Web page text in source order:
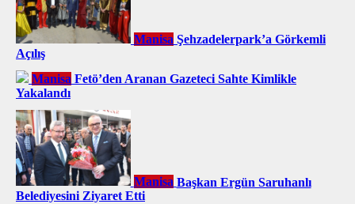
Manisa Şehzadelerpark’a Görkemli
Açılış
Manisa Fetö’den Aranan Gazeteci Sahte Kimlikle
Yakalandı
Manisa Başkan Ergün Saruhanlı
Belediyesini Ziyaret Etti